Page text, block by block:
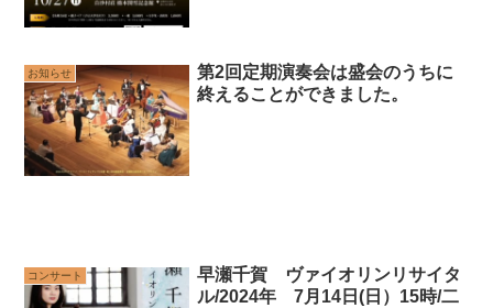
お知らせ
第2回定期演奏会は盛会のうちに
終えることができました。
コンサート
早瀬千賀 ヴァイオリンリサイタ
ル/2024年 7月14日(日）15時/二